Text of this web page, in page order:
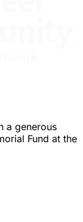
a generous
Fund at the